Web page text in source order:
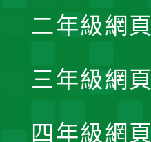
二年級網頁
三年級網頁
四年級網頁